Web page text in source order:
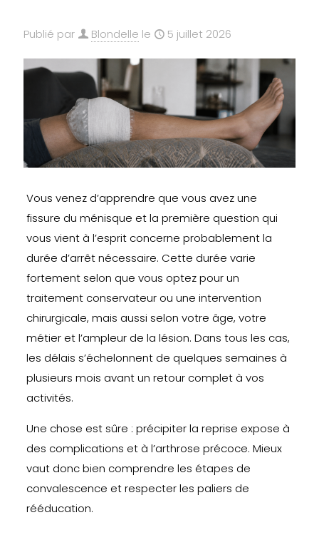
Publié par Blondelle le 5 juillet 2026
Vous venez d’apprendre que vous avez une
fissure du ménisque et la première question qui
vous vient à l’esprit concerne probablement la
durée d’arrêt nécessaire. Cette durée varie
fortement selon que vous optez pour un
traitement conservateur ou une intervention
chirurgicale, mais aussi selon votre âge, votre
métier et l’ampleur de la lésion. Dans tous les cas,
les délais s’échelonnent de quelques semaines à
plusieurs mois avant un retour complet à vos
activités.
Une chose est sûre : précipiter la reprise expose à
des complications et à l’arthrose précoce. Mieux
vaut donc bien comprendre les étapes de
convalescence et respecter les paliers de
rééducation.